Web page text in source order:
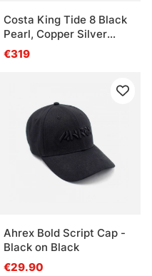
Costa King Tide 8 Black
Pearl, Copper Silver
Mirror 580g
€319
Ahrex Bold Script Cap -
Black on Black
€29.90